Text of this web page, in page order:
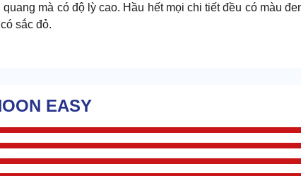
mà có độ lỳ cao. Hầu hết mọi chi tiết đều có màu
sắc đỏ.
EASY